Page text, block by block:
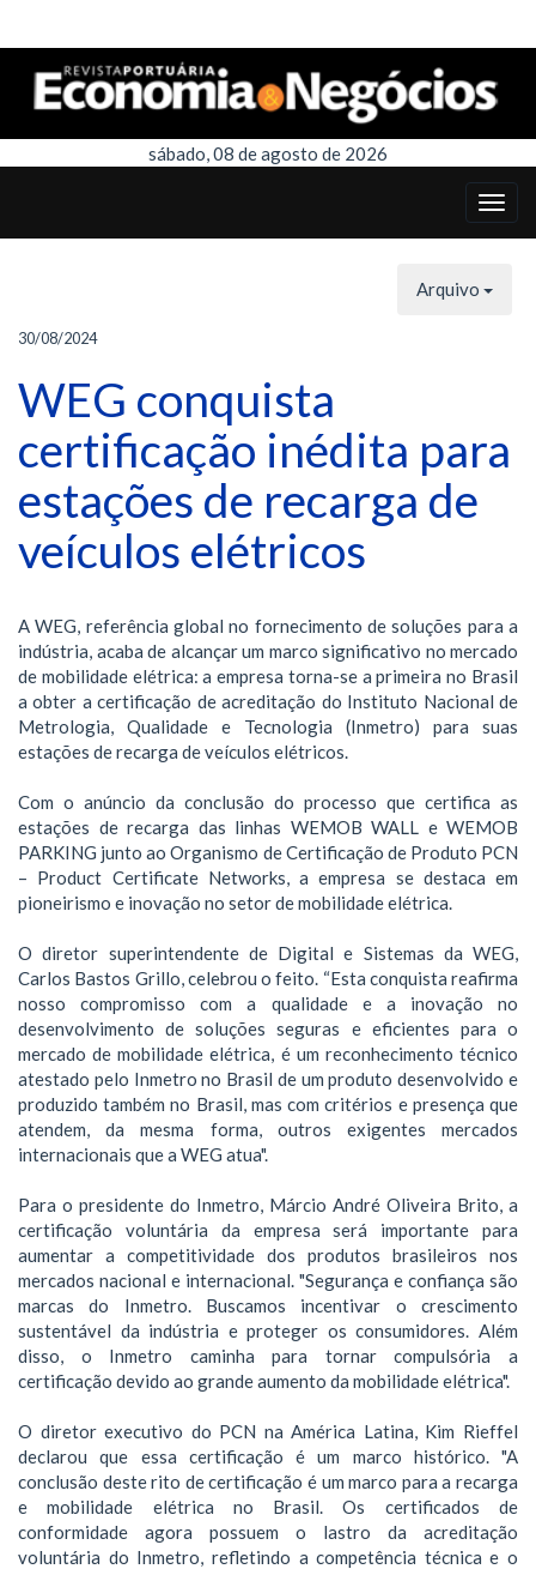
sábado, 08 de agosto de 2026
Arquivo
30/08/2024
WEG conquista
certificação inédita para
estações de recarga de
veículos elétricos
A WEG, referência global no fornecimento de soluções para a
indústria, acaba de alcançar um marco significativo no mercado
de mobilidade elétrica: a empresa torna-se a primeira no Brasil
a obter a certificação de acreditação do Instituto Nacional de
Metrologia, Qualidade e Tecnologia (Inmetro) para suas
estações de recarga de veículos elétricos.
Com o anúncio da conclusão do processo que certifica as
estações de recarga das linhas WEMOB WALL e WEMOB
PARKING junto ao Organismo de Certificação de Produto PCN
– Product Certificate Networks, a empresa se destaca em
pioneirismo e inovação no setor de mobilidade elétrica.
O diretor superintendente de Digital e Sistemas da WEG,
Carlos Bastos Grillo, celebrou o feito. “Esta conquista reafirma
nosso compromisso com a qualidade e a inovação no
desenvolvimento de soluções seguras e eficientes para o
mercado de mobilidade elétrica, é um reconhecimento técnico
atestado pelo Inmetro no Brasil de um produto desenvolvido e
produzido também no Brasil, mas com critérios e presença que
atendem, da mesma forma, outros exigentes mercados
internacionais que a WEG atua".
Para o presidente do Inmetro, Márcio André Oliveira Brito, a
certificação voluntária da empresa será importante para
aumentar a competitividade dos produtos brasileiros nos
mercados nacional e internacional. "Segurança e confiança são
marcas do Inmetro. Buscamos incentivar o crescimento
sustentável da indústria e proteger os consumidores. Além
disso, o Inmetro caminha para tornar compulsória a
certificação devido ao grande aumento da mobilidade elétrica".
O diretor executivo do PCN na América Latina, Kim Rieffel
declarou que essa certificação é um marco histórico. "A
conclusão deste rito de certificação é um marco para a recarga
e mobilidade elétrica no Brasil. Os certificados de
conformidade agora possuem o lastro da acreditação
voluntária do Inmetro, refletindo a competência técnica e o